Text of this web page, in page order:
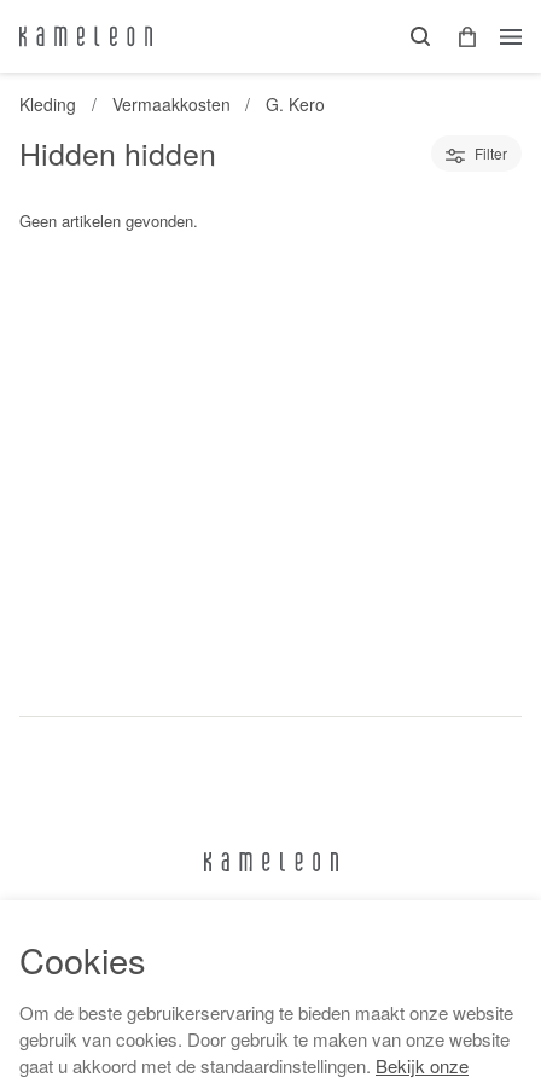
Kleding Vermaakkosten G. Kero
Hidden hidden Filter
Geen artikelen gevonden.
Algemene voorwaarden
Cookies
Om de beste gebruikerservaring te bieden maakt onze website
gebruik van cookies. Door gebruik te maken van onze website
gaat u akkoord met de standaardinstellingen. Bekijk onze